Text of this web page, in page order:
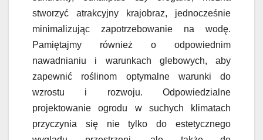
stworzyć atrakcyjny krajobraz, jednocześnie
minimalizując zapotrzebowanie na wodę.
Pamiętajmy również o odpowiednim
nawadnianiu i warunkach glebowych, aby
zapewnić roślinom optymalne warunki do
wzrostu i rozwoju. Odpowiedzialne
projektowanie ogrodu w suchych klimatach
przyczynia się nie tylko do estetycznego